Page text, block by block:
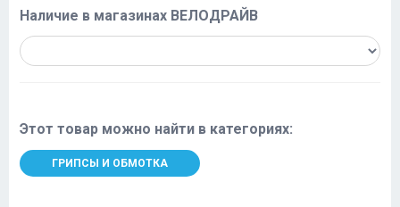
Наличие в магазинах ВЕЛОДРАЙВ
Этот товар можно найти в категориях:
ГРИПСЫ И ОБМОТКА